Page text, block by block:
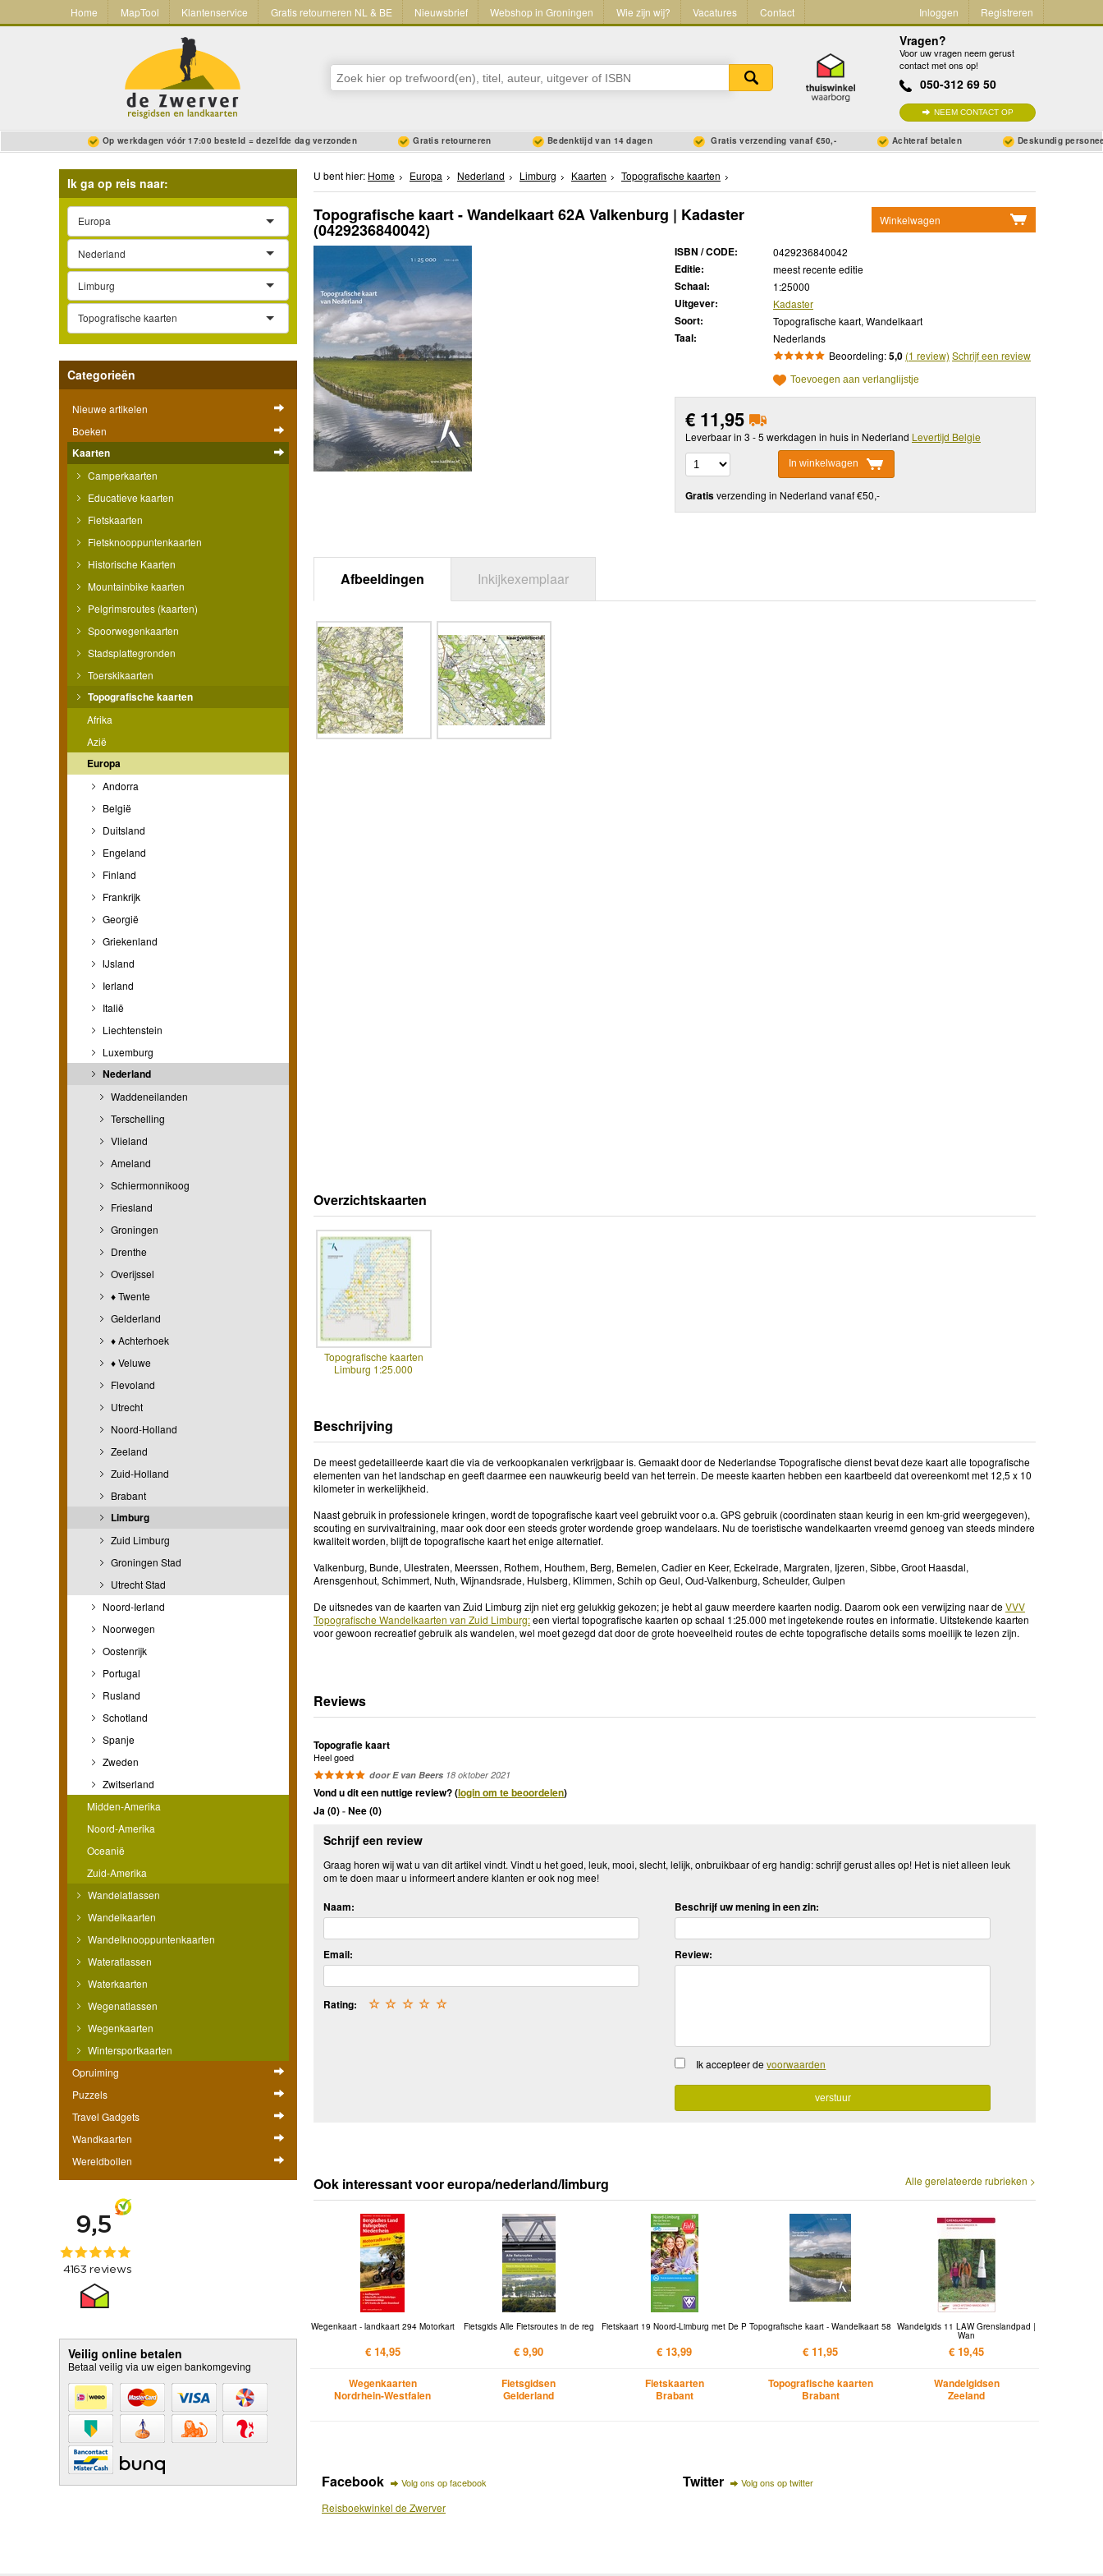
Home MapTool Klantenservice Gratis retourneren NL & BE Nieuwsbrief Webshop in Groningen Wie zijn wij? Vacatures Contact Inloggen Registreren
Vragen?
Voor uw vragen neem gerust
contact met ons op!
050-312 69 50
NEEM CONTACT OP
Op werkdagen vóór 17:00 besteld = dezelfde dag verzonden Gratis retourneren Bedenktijd van 14 dagen Gratis verzending vanaf €50,- Achteraf betalen Deskundig
Ik ga op reis naar:
Europa
Nederland
Limburg
Topografische kaarten
Categorieën
Nieuwe artikelen
Boeken
Kaarten
Camperkaarten
Educatieve kaarten
Fietskaarten
Fietsknooppuntenkaarten
Historische Kaarten
Mountainbike kaarten
Pelgrimsroutes (kaarten)
Spoorwegenkaarten
Stadsplattegronden
Toerskikaarten
Topografische kaarten
Afrika
Azië
Europa
Andorra
België
Duitsland
Engeland
Finland
Frankrijk
Georgië
Griekenland
IJsland
Ierland
Italië
Liechtenstein
Luxemburg
Nederland
Waddeneilanden
Terschelling
Vlieland
Ameland
Schiermonnikoog
Friesland
Groningen
Drenthe
Overijssel
♦ Twente
Gelderland
♦ Achterhoek
♦ Veluwe
Flevoland
Utrecht
Noord-Holland
Zeeland
Zuid-Holland
Brabant
Limburg
Zuid Limburg
Groningen Stad
Utrecht Stad
Noord-Ierland
Noorwegen
Oostenrijk
Portugal
Rusland
Schotland
Spanje
Zweden
Zwitserland
Midden-Amerika
Noord-Amerika
Oceanië
Zuid-Amerika
Wandelatlassen
Wandelkaarten
Wandelknooppuntenkaarten
Wateratlassen
Waterkaarten
Wegenatlassen
Wegenkaarten
Wintersportkaarten
Opruiming
Puzzels
Travel Gadgets
Wandkaarten
Wereldbollen
Veilig online betalen
Betaal veilig via uw eigen bankomgeving
U bent hier: Home Europa Nederland Limburg Kaarten Topografische kaarten
Winkelwagen
Topografische kaart - Wandelkaart 62A Valkenburg | Kadaster
(0429236840042)
ISBN / CODE: 0429236840042
Editie: meest recente editie
Schaal: 1:25000
Uitgever: Kadaster
Soort: Topografische kaart, Wandelkaart
Taal:
Nederlands
Beoordeling:5,0 (1 review) Schrijf een review
Toevoegen aan verlanglijstje
€ 11,95
Leverbaar in 3 - 5 werkdagen in huis in Nederland Levertijd Belgie
In winkelwagen
Gratisverzending in Nederland vanaf €50,-
Afbeeldingen Inkijkexemplaar
Overzichtskaarten
Topografische kaarten
Limburg 1:25.000
Beschrijving
De meest gedetailleerde kaart die via de verkoopkanalen verkrijgbaar is. Gemaakt door de Nederlandse Topografische dienst bevat deze kaart alle topografische
elementen van het landschap en geeft daarmee een nauwkeurig beeld van het terrein. De meeste kaarten hebben een kaartbeeld dat overeenkomt met 12,5 x 10
kilometer in werkelijkheid.
Naast gebruik in professionele kringen, wordt de topografische kaart veel gebruikt voor o.a. GPS gebruik (coordinaten staan keurig in een km-grid weergegeven),
scouting en survivaltraining, maar ook door een steeds groter wordende groep wandelaars. Nu de toeristische wandelkaarten vreemd genoeg van steeds mindere
kwaliteit worden, blijft de topografische kaart het enige alternatief.
Valkenburg, Bunde, Ulestraten, Meerssen, Rothem, Houthem, Berg, Bemelen, Cadier en Keer, Eckelrade, Margraten, Ijzeren, Sibbe, Groot Haasdal,
Arensgenhout, Schimmert, Nuth, Wijnandsrade, Hulsberg, Klimmen, Schih op Geul, Oud-Valkenburg, Scheulder, Gulpen
De uitsnedes van de kaarten van Zuid Limburg zijn niet erg gelukkig gekozen; je hebt al gauw meerdere kaarten nodig. Daarom ook een verwijzing naar deVVV
Topografische Wandelkaarten van Zuid Limburg:een viertal topografische kaarten op schaal 1:25.000 met ingetekende routes en informatie. Uitstekende kaarten
voor gewoon recreatief gebruik als wandelen, wel moet gezegd dat door de grote hoeveelheid routes de echte topografische details soms moeilijk te lezen zijn.
Reviews
Topografie kaart
Heel goed
door E van Beers 18 oktober 2021
Vond u dit een nuttige review? (login om te beoordelen)
Ja (0)-Nee (0)
Schrijf een review
Graag horen wij wat u van dit artikel vindt. Vindt u het goed, leuk, mooi, slecht, lelijk, onbruikbaar of erg handig: schrijf gerust alles op! Het is niet alleen leuk
om te doen maar u informeert andere klanten er ook nog mee!
Naam:
Email:
Rating: ☆
☆
☆
☆
☆
Beschrijf uw mening in een zin:
Review:
Ik accepteer devoorwaarden
Alle gerelateerde rubrieken >
Ook interessant voor europa/nederland/limburg
Wegenkaart - landkaart 294 Motorkart
€ 14,95
Wegenkaarten
Nordrhein-Westfalen
Fietsgids Alle Fietsroutes in de reg
€ 9,90
Fietsgidsen
Gelderland
Fietskaart 19 Noord-Limburg met De P
€ 13,99
Fietskaarten
Brabant
Topografische kaart - Wandelkaart 58
€ 11,95
Topografische kaarten
Brabant
Wandelgids 11 LAW Grenslandpad |
Wan
€ 19,45
Wandelgidsen
Zeeland
Facebook Volg ons op facebook
Reisboekwinkel de Zwerver
Twitter Volg ons op twitter